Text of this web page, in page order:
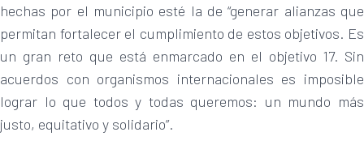
hechas por el municipio esté la de “generar alianzas que
permitan fortalecer el cumplimiento de estos objetivos. Es
un gran reto que está enmarcado en el objetivo 17. Sin
acuerdos con organismos internacionales es imposible
lograr lo que todos y todas queremos: un mundo más
justo, equitativo y solidario”.